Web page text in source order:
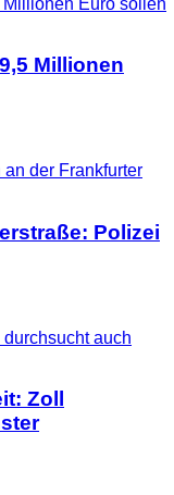
Millionen
Polizei
Zoll